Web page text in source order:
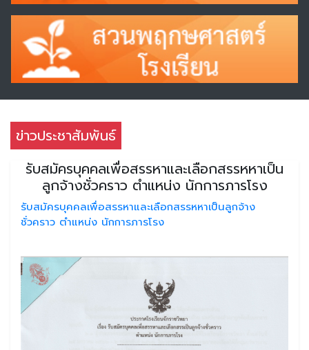
ข่าวประชาสัมพันธ์
รับสมัครบุคคลเพื่อสรรหาและเลือกสรรหหาเป็น
ลูกจ้างชั่วคราว ตำแหน่ง นักการภารโรง
รับสมัครบุคคลเพื่อสรรหาและเลือกสรรหหาเป็นลูกจ้าง
ชั่วคราว ตำแหน่ง นักการภารโรง